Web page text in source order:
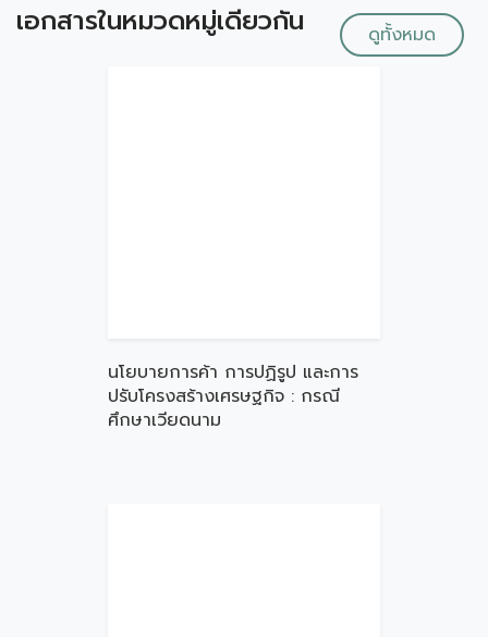
เอกสารในหมวดหมู่เดียวกัน ดูทั้งหมด
นโยบายการค้า การปฏิรูป และการ
ปรับโครงสร้างเศรษฐกิจ : กรณี
ศึกษาเวียดนาม